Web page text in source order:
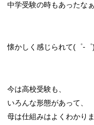
中学受験の時もあったな
懐かしく感じられて(゜-゜)
今は高校受験も、
いろんな形態があって、
母は仕組みはよくわかりま